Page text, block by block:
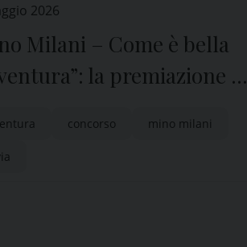
2026
Milani – Come è bella
la premiazione al
concorso mino milani